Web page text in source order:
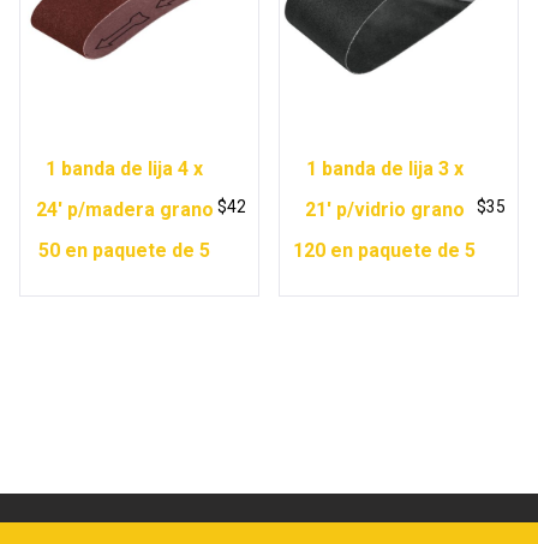
1 banda de lija 4 x
24′ p/madera grano
50 en paquete de 5
$42
1 banda de lija 3 x
21′ p/vidrio grano
120 en paquete de 5
$35